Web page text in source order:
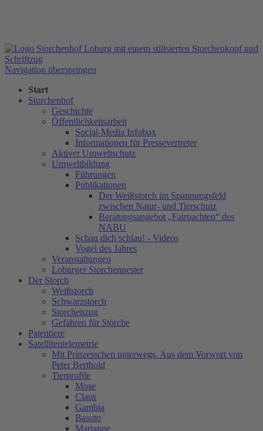
Navigation überspringen
Start
Storchenhof
Geschichte
Öffentlichkeitsarbeit
Social-Media Infobox
Informationen für Pressevertreter
Aktiver Umweltschutz
Umweltbildung
Führungen
Publikationen
Der Weißstorch im Spannungsfeld
zwischen Natur- und Tierschutz
Beratungsangebot „Fairpachten“ des
NABU
Schau dich schlau! - Videos
Vogel des Jahres
Veranstaltungen
Loburger Storchennester
Der Storch
Weißstorch
Schwarzstorch
Storchenzug
Gefahren für Störche
Patentiere
Satellitentelemetrie
Mit Prinzesschen unterwegs. Aus dem Vorwort von
Peter Berthold
Tierprofile
Mose
Claus
Gambia
Basuto
Marianne